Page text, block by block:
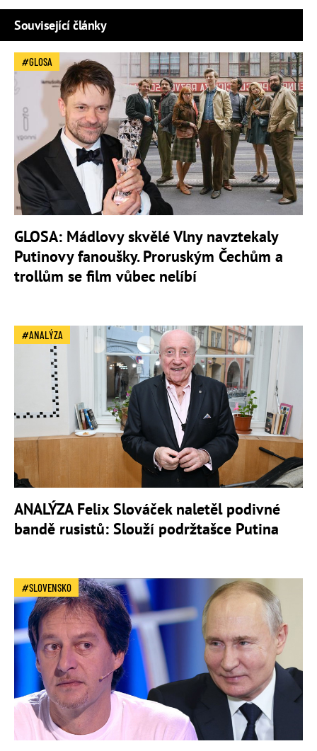
Související články
GLOSA
GLOSA: Mádlovy skvělé Vlny navztekaly
Putinovy fanoušky. Proruským Čechům a
trollům se film vůbec nelíbí
ANALÝZA
ANALÝZA Felix Slováček naletěl podivné
bandě rusistů: Slouží podržtašce Putina
SLOVENSKO